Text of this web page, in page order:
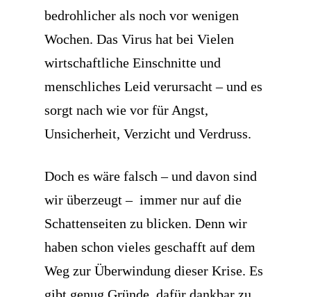
bedrohlicher als noch vor wenigen
Wochen. Das Virus hat bei Vielen
wirtschaftliche Einschnitte und
menschliches Leid verursacht – und es
sorgt nach wie vor für Angst,
Unsicherheit, Verzicht und Verdruss.
Doch es wäre falsch – und davon sind
wir überzeugt – immer nur auf die
Schattenseiten zu blicken. Denn wir
haben schon vieles geschafft auf dem
Weg zur Überwindung dieser Krise. Es